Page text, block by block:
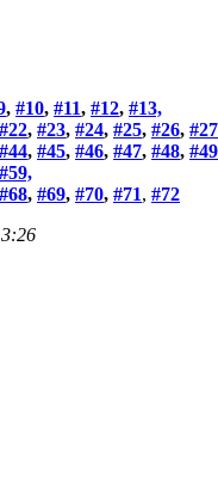
, #10, #11, #12, #13,
#22, #23, #24, #25, #26, #27
#44, #45, #46, #47, #48, #49
#59,
#68, #69, #70, #71, #72